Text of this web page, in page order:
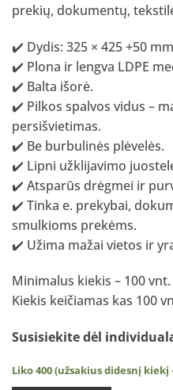
prekių, dokumentų,
✔️ Dydis: 325 × 425 +50
✔️ Plona ir lengva LDPE
✔️ Balta išorė.
✔️ Pilkos spalvos vidus –
persišvietimas.
✔️ Be burbulinės plėvelės.
✔️ Lipni užklijavimo
✔️ Atsparūs drėgmei ir
✔️ Tinka e. prekybai,
smulkioms prekėms.
✔️ Užima mažai vietos ir
Minimalus kiekis – 100 vnt.
Kiekis keičiamas kas 100
Susisiekite dėl
Liko 400 (užsakius didesnį